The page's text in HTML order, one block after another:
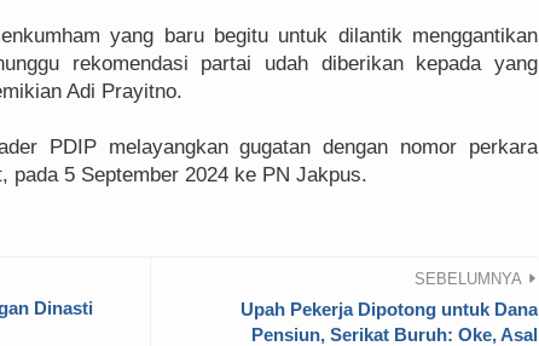
yang baru begitu untuk dilantik menggantikan
rekomendasi partai udah diberikan kepada yang
Adi Prayitno.
PDIP melayangkan gugatan dengan nomor perkara
pada 5 September 2024 ke PN Jakpus.
Dinasti
SEBELUMNYA
Upah Pekerja Dipotong untuk Dana
Pensiun, Serikat Buruh: Oke, Asal